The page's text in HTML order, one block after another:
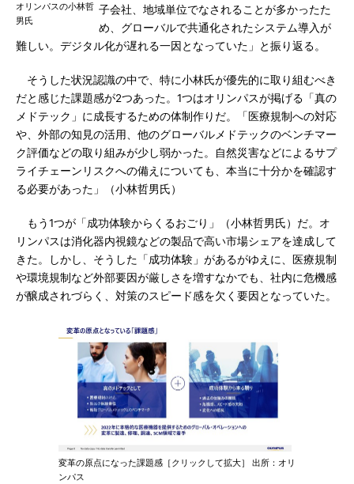
オリンパスの小林哲
男氏
子会社、地域単位でなされることが多かったた
め、グローバルで共通化されたシステム導入が
難しい。デジタル化が遅れる一因となっていた」と振り返る。
そうした状況認識の中で、特に小林氏が優先的に取り組むべき
だと感じた課題感が2つあった。1つはオリンパスが掲げる「真の
メドテック」に成長するための体制作りだ。「医療規制への対応
や、外部の知見の活用、他のグローバルメドテックのベンチマー
ク評価などの取り組みが少し弱かった。自然災害などによるサプ
ライチェーンリスクへの備えについても、本当に十分かを確認す
る必要があった」（小林哲男氏）
もう1つが「成功体験からくるおごり」（小林哲男氏）だ。オ
リンパスは消化器内視鏡などの製品で高い市場シェアを達成して
きた。しかし、そうした「成功体験」があるがゆえに、医療規制
や環境規制など外部要因が厳しさを増すなかでも、社内に危機感
が醸成されづらく、対策のスピード感を欠く要因となっていた。
変革の原点になった課題感［クリックして拡大］ 出所：オリ
ンパス